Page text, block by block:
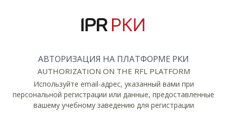
АВТОРИЗАЦИЯ НА ПЛАТФОРМЕ РКИ
AUTHORIZATION ON THE RFL PLATFORM
Используйте email-адрес, указанный вами при
персональной регистрации или данные, предоставленные
вашему учебному заведению для регистрации